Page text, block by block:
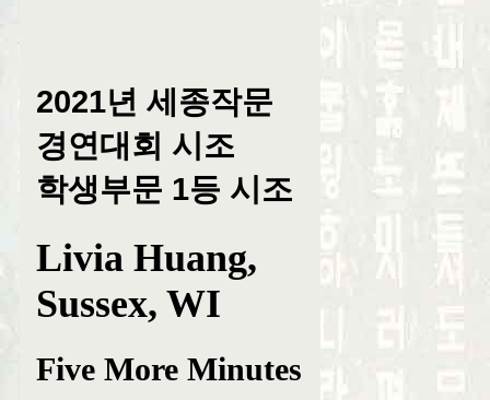
2021년 세종작문
경연대회 시조
학생부문 1등 시조
Livia Huang,
Sussex, WI
Five More Minutes